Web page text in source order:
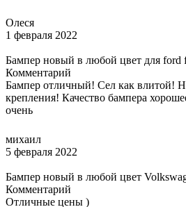
Олеся
1 февраля 2022
Бампер новый в любой цвет для ford
Комментарий
Бампер отличный! Сел как влитой!
крепления! Качество бампера
очень
михаил
5 февраля 2022
Бампер новый в любой цвет
Комментарий
Отличные цены )